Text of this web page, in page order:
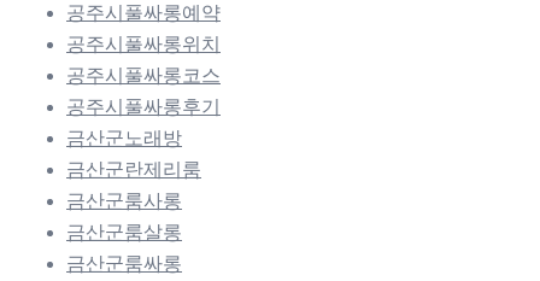
공주시풀싸롱예약
공주시풀싸롱위치
공주시풀싸롱코스
공주시풀싸롱후기
금산군노래방
금산군란제리룸
금산군룸사롱
금산군룸살롱
금산군룸싸롱